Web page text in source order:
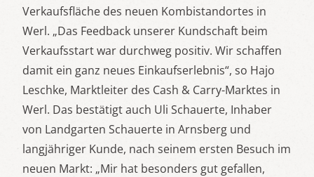
Verkaufsfläche des neuen Kombistandortes in
Werl. „Das Feedback unserer Kundschaft beim
Verkaufsstart war durchweg positiv. Wir schaffen
damit ein ganz neues Einkaufserlebnis“, so Hajo
Leschke, Marktleiter des Cash & Carry-Marktes in
Werl. Das bestätigt auch Uli Schauerte, Inhaber
von Landgarten Schauerte in Arnsberg und
langjähriger Kunde, nach seinem ersten Besuch im
neuen Markt: „Mir hat besonders gut gefallen,